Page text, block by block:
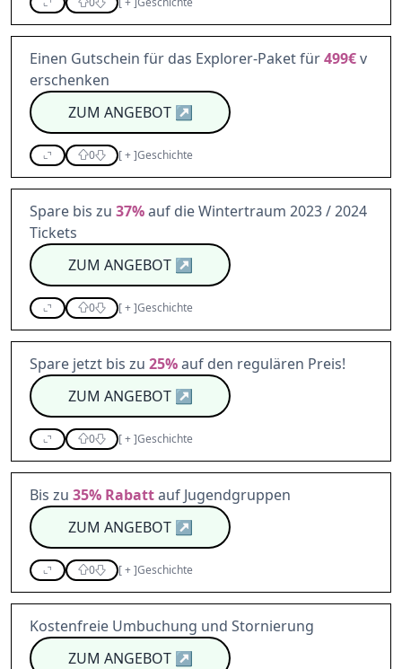
Einen Gutschein für das Explorer-Paket für499€v
erschenken
ZUM ANGEBOT↗
0 [+]Geschichte
Spare bis zu 37%auf die Wintertraum 2023 / 2024
Tickets
ZUM ANGEBOT↗
0 [+]Geschichte
Spare jetzt bis zu 25%auf den regulären Preis!
ZUM ANGEBOT↗
0 [+]Geschichte
Bis zu 35% Rabattauf Jugendgruppen
ZUM ANGEBOT↗
0 [+]Geschichte
Kostenfreie Umbuchung und Stornierung
ZUM ANGEBOT↗